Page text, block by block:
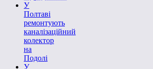
У
Полтаві
ремонтують
каналізаційний
колектор
на
Подолі
У